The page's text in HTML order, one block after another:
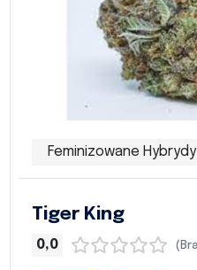
Feminizowane
Tiger King
0,0